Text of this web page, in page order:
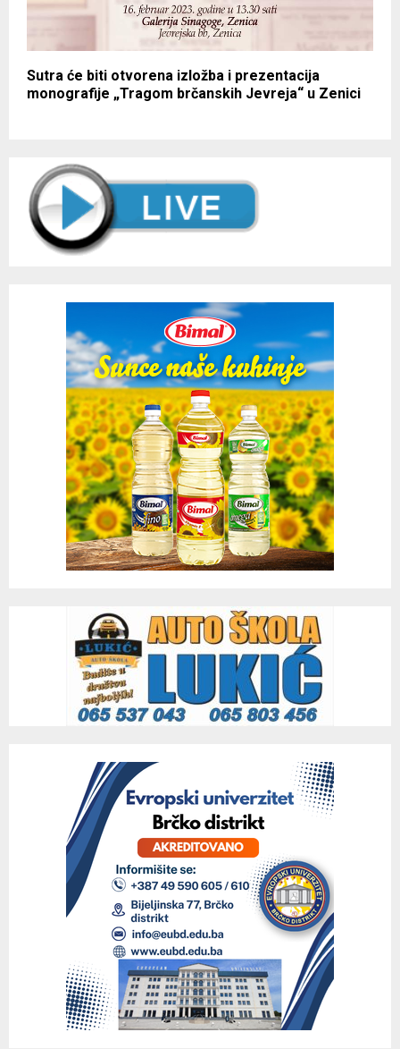
Sutra će biti otvorena izložba i prezentacija
monografije „Tragom brčanskih Jevreja“ u Zenici